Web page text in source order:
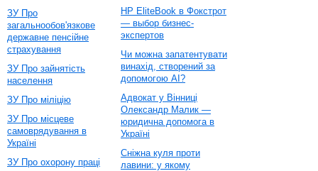
ЗУ Про
загальнообов'язкове
державне пенсійне
страхування
ЗУ Про зайнятість
населення
ЗУ Про міліцію
ЗУ Про місцеве
самоврядування в
Україні
ЗУ Про охорону праці
HP EliteBook в Фокстрот
— выбор бизнес-
экспертов
Чи можна запатентувати
винахід, створений за
допомогою AI?
Адвокат у Вінниці
Олександр Малик —
юридична допомога в
Україні
Сніжна куля проти
лавини: у якому